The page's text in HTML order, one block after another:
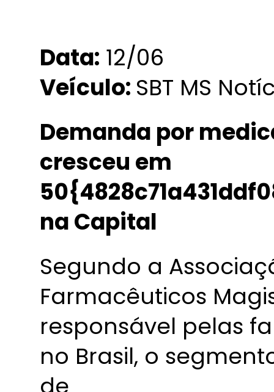
Data: 12/06
Veículo: SBT MS
Demanda por
cresceu em
na Capital
Segundo a
Farmacêuticos
responsável pelas
no Brasil, o